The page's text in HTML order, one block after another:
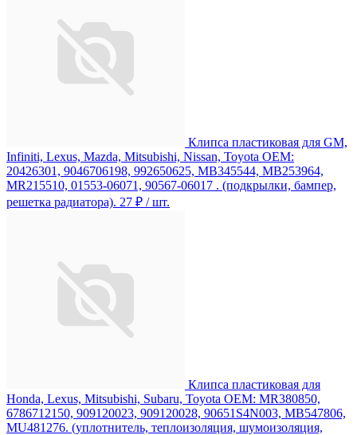
Клипса пластиковая для GM,
Infiniti, Lexus, Mazda, Mitsubishi, Nissan, Toyota ОЕМ:
20426301, 9046706198, 992650625, MB345544, MB253964,
MR215510, 01553-06071, 90567-06017 . (подкрылки, бампер,
решетка радиатора). 27 ₽ / шт.
Клипса пластиковая для
Honda, Lexus, Mitsubishi, Subaru, Toyota ОЕМ: MR380850,
6786712150, 909120023, 909120028, 90651S4N003, MB547806,
MU481276. (уплотнитель, теплоизоляция, шумоизоляция,